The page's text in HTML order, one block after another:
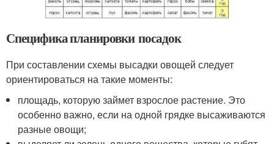
Специфика планировки посадок
При составлении схемы высадки овощей следует
ориентироваться на такие моменты:
площадь, которую займет взрослое растение. Это
особенно важно, если на одной грядке высаживаются
разные овощи;